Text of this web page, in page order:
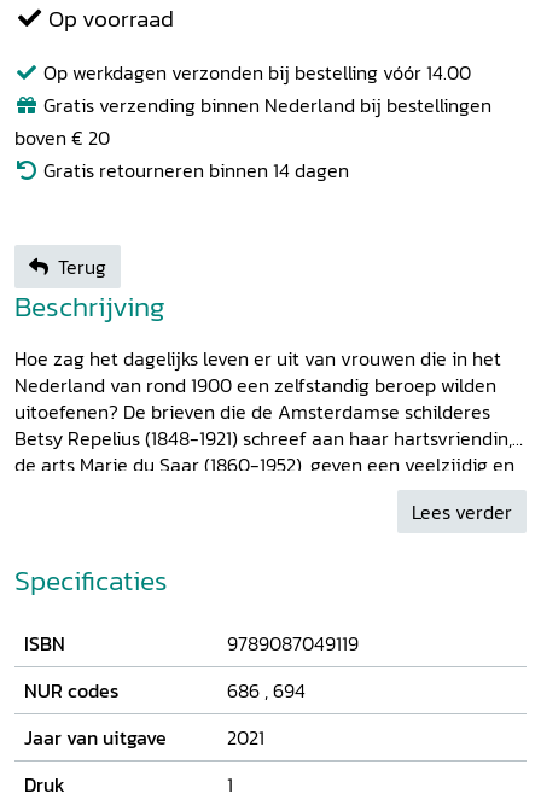
Op voorraad
Op werkdagen verzonden bij bestelling vóór 14.00
Gratis verzending binnen Nederland bij bestellingen
boven € 20
Gratis retourneren binnen 14 dagen
Terug
Beschrijving
Hoe zag het dagelijks leven er uit van vrouwen die in het
Nederland van rond 1900 een zelfstandig beroep wilden
uitoefenen? De brieven die de Amsterdamse schilderes
Betsy Repelius (1848-1921) schreef aan haar hartsvriendin,
de arts Marie du Saar (1860-1952), geven een veelzijdig en
persoonlijk antwoord op die vraag. De brieven tonen hoe
Betsy Repelius het professionele kunstenaarsbestaan
uitgaansleven en haar uitgebreide sociale contacten. Een
zweem van tragiek klinkt in de brieven door omdat het
wonen en hun beroep uit te oefenen in de riante woning op
de Amsterdamse Vondelstraat spaak liep: Marie du Saar
trouwde met een musicus, kreeg kinderen, trok de wereld
in en Betsy Repelius moest zich schikken in haar lot. Dat
deed ze dapper en welgemoed en uit haar brieven rijst een
rijkgeschakeerd tijdsbeeld op van het milieu, het sociale
Lees verder
Specificaties
ISBN
9789087049119
NUR codes
686 ,694
Jaar van uitgave
2021
Druk
1